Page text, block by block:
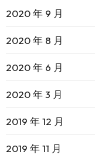
2020 年 9 月
2020 年 8 月
2020 年 6 月
2020 年 3 月
2019 年 12 月
2019 年 11 月